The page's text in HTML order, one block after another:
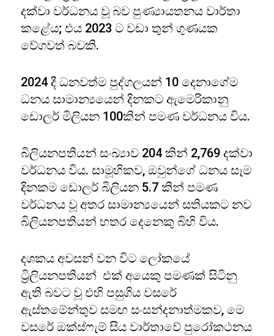
දක්වා වර්ධනය වූ බව පුණ්‍යායතනය වාර්තා
කළේය; එය 2023 ට වඩා තුන් ගුණයක
වේගවත් බවකි.
2024 දී ධනවත්ම පුද්ගලයන් 10 දෙනාගේම
ධනය සාමාන්‍යයෙන් දිනකට ඇමෙරිකානු
ඩොලර් මිලියන 100කින් පමණ වර්ධනය විය.
බිලියනපතියන් සංඛ්‍යාව 204 කින් 2,769 දක්වා
වර්ධනය විය. සාමූහිකව, ඔවුන්ගේ ධනය සෑම
දිනකම ඩොලර් බිලියන 5.7 කින් පමණ
වර්ධනය වූ අතර සාමාන්‍යයෙන් සතියකට නව
බිලියනපතියන් හතර දෙනෙකු බිහි විය.
දශකය අවසන් වන විට ලෝකයේ
ට්‍රිලියනපතියන් එක් අයෙකු පමණක් සිටිනු
ඇති බවට වූ එහි පසුගිය වසරේ
ඇස්තමේන්තුව සමඟ සංසන්දනාත්මකව, මෙ
වසරේ ඔක්ස්ෆැම් සිය වාර්තාවේ පුරෝකථනය